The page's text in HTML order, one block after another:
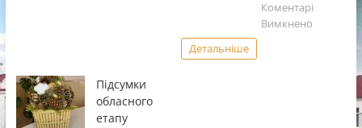
Коментарі
Вимкненодо
Детальніше
Підсумки
обласного
етапу